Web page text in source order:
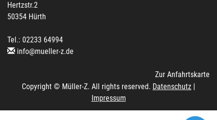
Hertzstr.2
50354 Hürth
Tel.: 02233 64994
info@mueller-z.de
Zur Anfahrtskarte
Copyright © Müller-Z. All rights reserved. Datenschutz |
Impressum